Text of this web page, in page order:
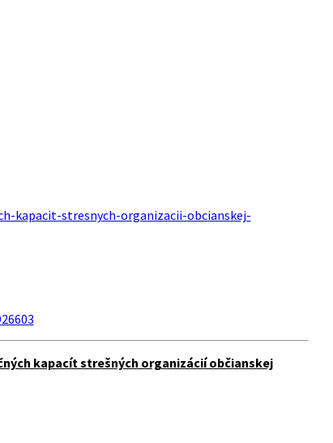
kapacit-stresnych-organizacii-obcianskej-
kapacít strešných organizácií občianskej